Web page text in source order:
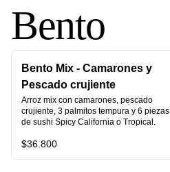
Bento
Bento Mix - Camarones y
Pescado crujiente
Arroz mix con camarones, pescado
crujiente, 3 palmitos tempura y 6 piezas
de sushi Spicy California o Tropical.
$36.800